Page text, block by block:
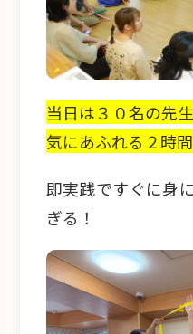
当日は３０名の先
気にあふれる２時
即実践ですぐに身
ぎる！